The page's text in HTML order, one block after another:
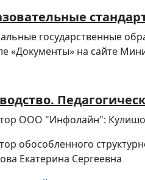
государственные
«Документы» на сайте
ООО "Инфолайн":
обособленного
Екатерина Сергеевна